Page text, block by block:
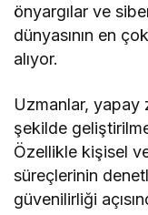
önyargılar ve
dünyasının en
alıyor.
Uzmanlar, yapay
şekilde
Özellikle kişisel
süreçlerinin
güvenilirliği